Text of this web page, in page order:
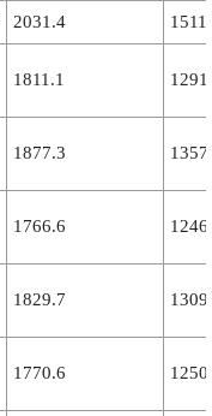
2031.4
1811.1
1877.3
1766.6
1829.7
1770.6